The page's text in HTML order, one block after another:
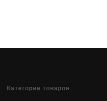
Категории товаров